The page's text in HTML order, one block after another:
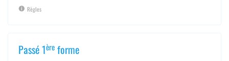
Règles
Passé 1ère forme